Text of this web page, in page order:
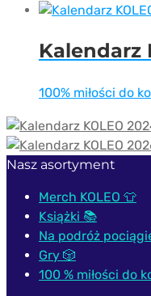
Kalendarz
100% miłości do
Nasz asortyment
Merch KOLEO 👕
Książki 📚
Na podróż
Gry 🎲
100 % miłości do